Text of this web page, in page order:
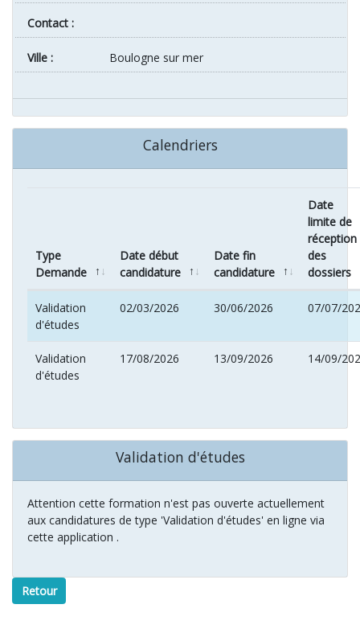
Contact :
ville : Boulogne sur mer
Calendriers
Type
Demande
Date début
candidature
Date fin
candidature
Date
limite de
réception
des
dossiers
Validation
d'études
02/03/2026 30/06/2026 07/07/
Validation
d'études
17/08/2026 13/09/2026 14/09/
Validation d'études
Attention cette formation n'est pas ouverte actuellement
aux candidatures de type 'Validation d'études' en ligne via
cette application .
Retour